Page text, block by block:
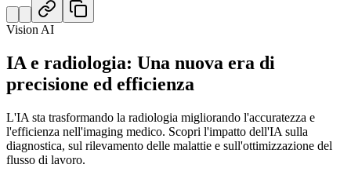
Vision AI
IA e radiologia: Una nuova era di
precisione ed efficienza
L'IA sta trasformando la radiologia migliorando l'accuratezza e
l'efficienza nell'imaging medico. Scopri l'impatto dell'IA sulla
diagnostica, sul rilevamento delle malattie e sull'ottimizzazione del
flusso di lavoro.